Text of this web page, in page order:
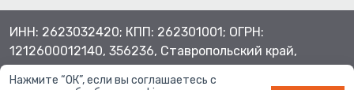
ИНН: 2623032420; КПП: 262301001; ОГРН:
1212600012140, 356236, Ставропольский край,
Нажмите “ОК”, если вы соглашаетесь с